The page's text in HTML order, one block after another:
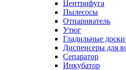
Центрифуга
Пылесосы
Отпариватель
Утюг
Гладильные
Диспенсеры для
Сепаратор
Инкубатор